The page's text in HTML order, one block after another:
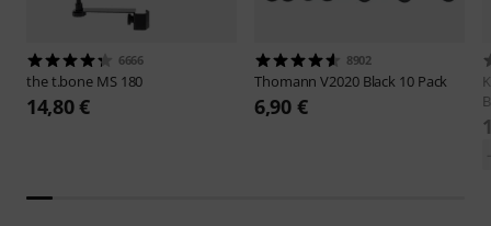
6666
the t.bone MS 180
14,80 €
8902
ThomannV2020 Black 10 Pack
6,90 €